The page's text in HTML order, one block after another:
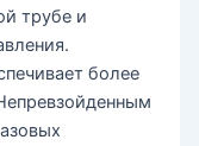
трубе и
более